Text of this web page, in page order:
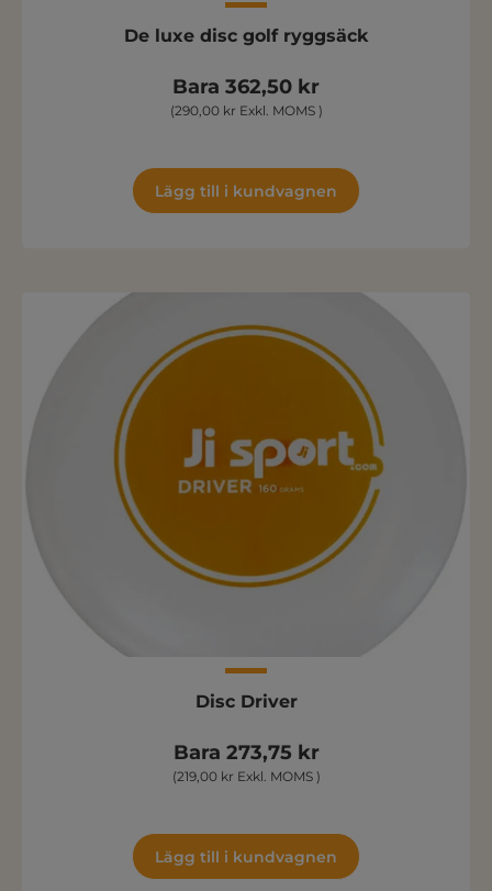
De luxe disc golf ryggsäck
Bara 362,50 kr
(290,00 kr Exkl. MOMS )
Lägg till i kundvagnen
Disc Driver
Bara 273,75 kr
(219,00 kr Exkl. MOMS )
Lägg till i kundvagnen